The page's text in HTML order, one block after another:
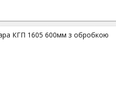
КГП 1605 600мм з обробкою